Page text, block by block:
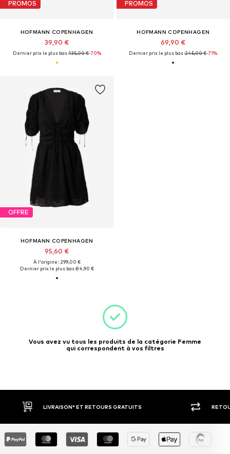
PROMOS
HOFMANN COPENHAGEN
39,90 €
Dernier prix le plus bas :135,00 €-70%
PROMOS
HOFMANN COPENHAGEN
69,90 €
Dernier prix le plus bas :245,00 €-71%
OFFRE
HOFMANN COPENHAGEN
95,60 €
À l'origine : 299,00 €
Dernier prix le plus bas :84,90 €
Vous avez vu tous les produits de la catégorie Femme
qui correspondent à vos filtres
LIVRAISON* ET RETOURS GRATUITS